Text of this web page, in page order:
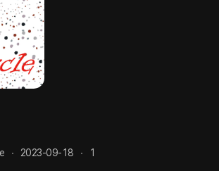
2023-09-18 1